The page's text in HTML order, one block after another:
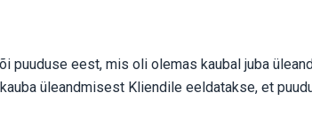
eest, mis oli olemas kaubal juba
üleandmisest Kliendile eeldatakse, et